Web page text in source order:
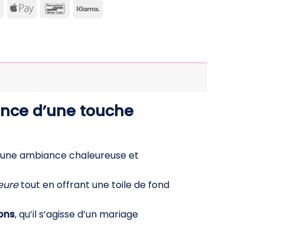
AmericanApple
Bancontact
Klarna
d’une touche
ambiance chaleureuse et
tout en offrant une toile de fond
, qu’il s’agisse d’un mariage